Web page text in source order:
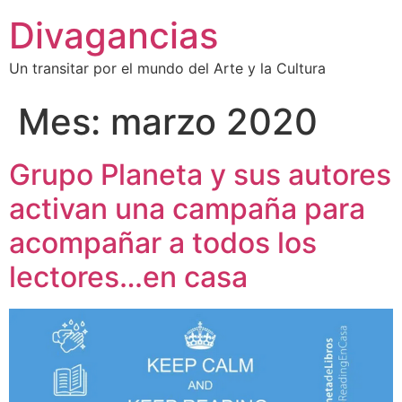
Divagancias
Un transitar por el mundo del Arte y la Cultura
Mes: marzo 2020
Grupo Planeta y sus autores
activan una campaña para
acompañar a todos los
lectores…en casa